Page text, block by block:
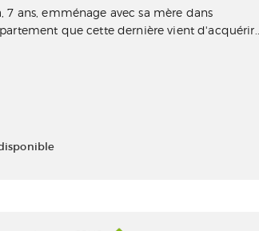
7 ans, emménage avec sa mère dans
que cette dernière vient d'acquérir....